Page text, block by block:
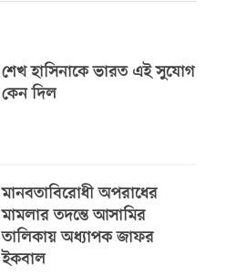
শেখ হাসিনাকে ভারত এই সুযোগ
কেন দিল
মানবতাবিরোধী অপরাধের
মামলার তদন্তে আসামির
তালিকায় অধ্যাপক জাফর
ইকবাল